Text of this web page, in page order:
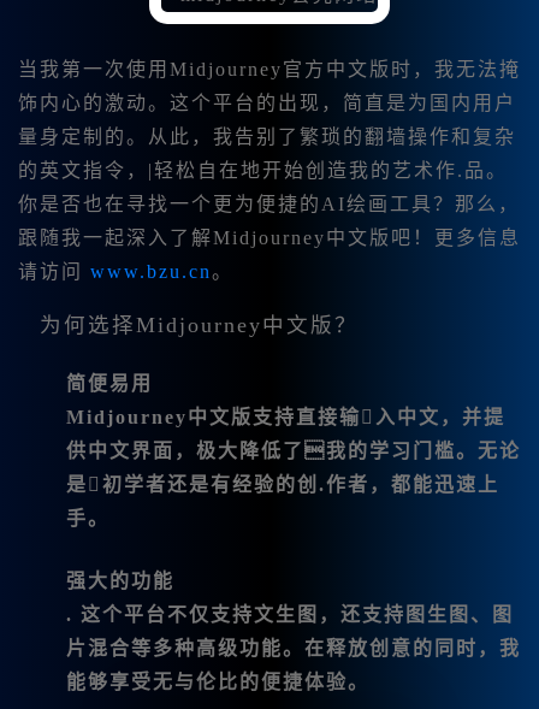
当我第一次使用Midjourney官方中文版时，我无法掩
饰内心的激动。这个平台的出现，简直是为国内用户
量身定制的。从此，我告别了繁琐的翻墙操作和复杂
的英文指令，|轻松自在地开始创造我的艺术作.品。
你是否也在寻找一个更为便捷的AI绘画工具？那么，
跟随我一起深入了解Midjourney中文版吧！更多信息
请访问 www.bzu.cn。
为何选择Midjourney中文版？
简便易用
Midjourney中文版支持直接输入中文，并提
供中文界面，极大降低了我的学习门槛。无论
是初学者还是有经验的创.作者，都能迅速上
手。
强大的功能
. 这个平台不仅支持文生图，还支持图生图、图
片混合等多种高级功能。在释放创意的同时，我
能够享受无与伦比的便捷体验。